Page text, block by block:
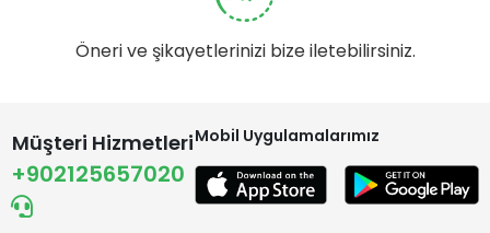
Öneri ve şikayetlerinizi bize iletebilirsiniz.
Müşteri Hizmetleri
+902125657020
Mobil Uygulamalarımız